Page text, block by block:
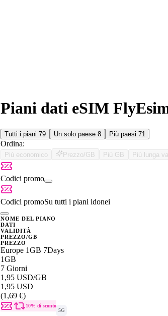
Piani dati eSIM
Tutti i piani 79 Un solo paese 8 Più paesi 71
Ordina:
Più economico Prezzo/GB Più GB Più lunga
Codici promo
Codici promoSu tutti i piani idonei
NOME DEL PIANO
DATI
VALIDITÀ
PREZZO/GB
PREZZO
Europe 1GB 7Days
1GB
7 Giorni
1,95 USD/GB
1,95 USD
(1,69 €)
10% di sconto
5G